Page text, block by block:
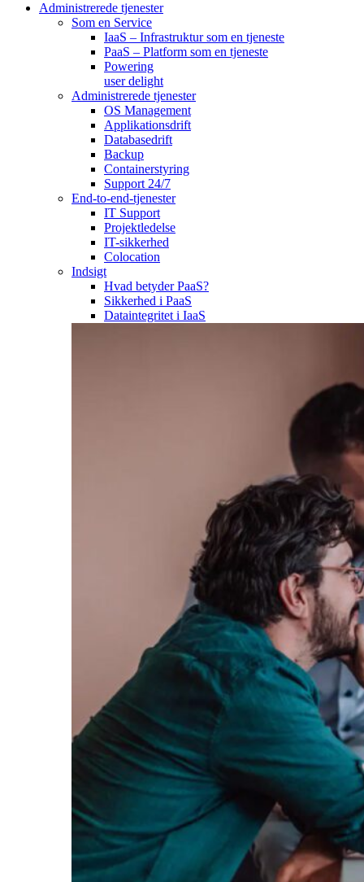
Administrerede tjenester
Som en Service
IaaS – Infrastruktur som en tjeneste
PaaS – Platform som en tjeneste
Powering
user delight
Administrerede tjenester
OS Management
Applikationsdrift
Databasedrift
Backup
Containerstyring
Support 24/7
End-to-end-tjenester
IT Support
Projektledelse
IT-sikkerhed
Colocation
Indsigt
Hvad betyder PaaS?
Sikkerhed i PaaS
Dataintegritet i IaaS